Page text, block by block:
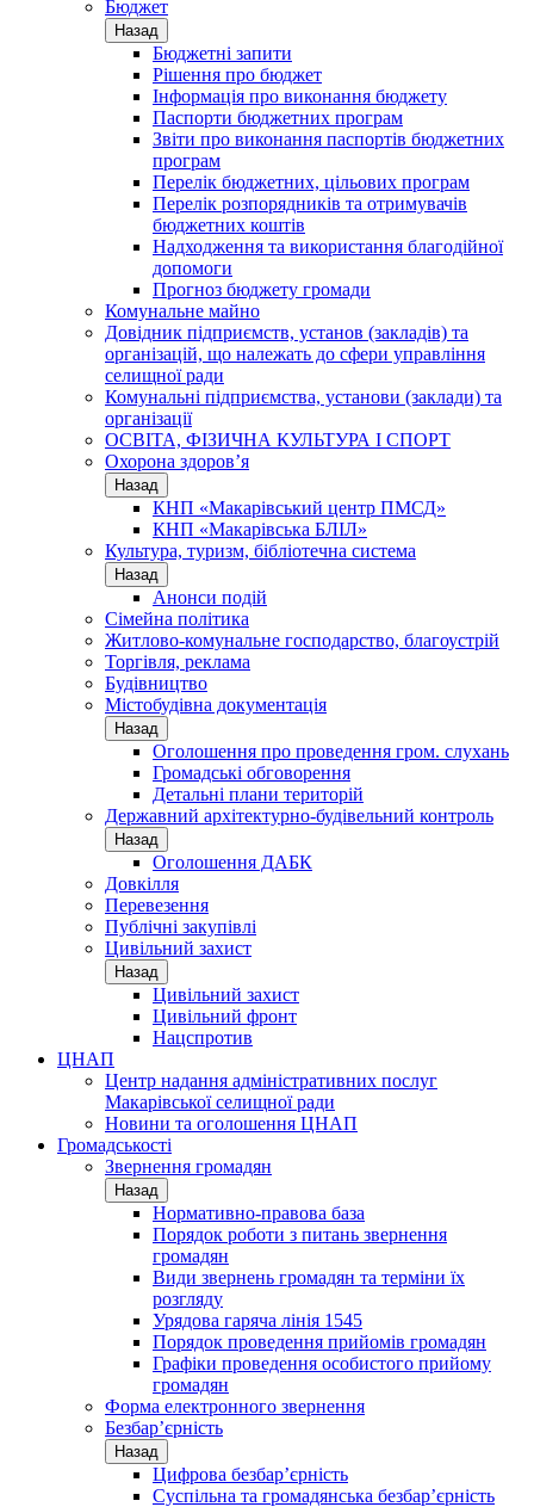
Бюджет
Назад
Бюджетні запити
Рішення про бюджет
Інформація про виконання бюджету
Паспорти бюджетних програм
Звіти про виконання паспортів бюджетних
програм
Перелік бюджетних, цільових програм
Перелік розпорядників та отримувачів
бюджетних коштів
Надходження та використання благодійної
допомоги
Прогноз бюджету громади
Комунальне майно
Довідник підприємств, установ (закладів) та
організацій, що належать до сфери управління
селищної ради
Комунальні підприємства, установи (заклади) та
організації
ОСВІТА, ФІЗИЧНА КУЛЬТУРА І СПОРТ
Охорона здоров’я
Назад
КНП «Макарівський центр ПМСД»
КНП «Макарівська БЛІЛ»
Культура, туризм, бібліотечна система
Назад
Анонси подій
Сімейна політика
Житлово-комунальне господарство, благоустрій
Торгівля, реклама
Будівництво
Містобудівна документація
Назад
Оголошення про проведення гром. слухань
Громадські обговорення
Детальні плани територій
Державний архітектурно-будівельний контроль
Назад
Оголошення ДАБК
Довкілля
Перевезення
Публічні закупівлі
Цивільний захист
Назад
Цивільний захист
Цивільний фронт
Нацспротив
ЦНАП
Центр надання адміністративних послуг
Макарівської селищної ради
Новини та оголошення ЦНАП
Громадськості
Звернення громадян
Назад
Нормативно-правова база
Порядок роботи з питань звернення
громадян
Види звернень громадян та терміни їх
розгляду
Урядова гаряча лінія 1545
Порядок проведення прийомів громадян
Графіки проведення особистого прийому
громадян
Форма електронного звернення
Безбар’єрність
Назад
Цифрова безбар’єрність
Суспільна та громадянська безбар’єрність